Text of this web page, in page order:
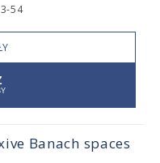
54
Banach spaces